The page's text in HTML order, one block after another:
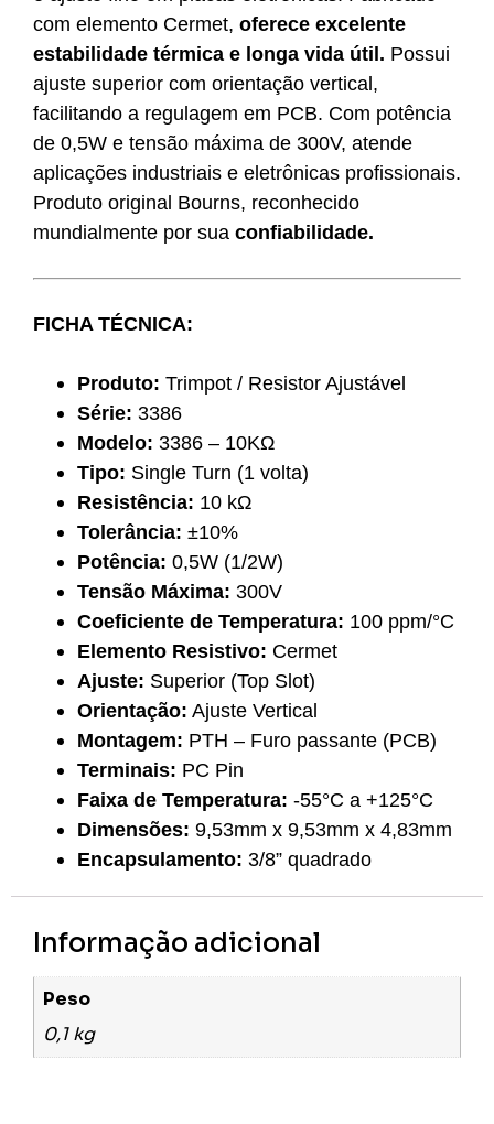
com elemento Cermet, oferece excelente
estabilidade térmica e longa vida útil. Possui
ajuste superior com orientação vertical,
facilitando a regulagem em PCB. Com potência
de 0,5W e tensão máxima de 300V, atende
aplicações industriais e eletrônicas profissionais.
Produto original Bourns, reconhecido
mundialmente por sua confiabilidade.
FICHA TÉCNICA:
Produto: Trimpot / Resistor Ajustável
Série: 3386
Modelo: 3386 – 10KΩ
Tipo: Single Turn (1 volta)
Resistência: 10 kΩ
Tolerância: ±10%
Potência: 0,5W (1/2W)
Tensão Máxima: 300V
Coeficiente de Temperatura: 100 ppm/°C
Elemento Resistivo: Cermet
Ajuste: Superior (Top Slot)
Orientação: Ajuste Vertical
Montagem: PTH – Furo passante (PCB)
Terminais: PC Pin
Faixa de Temperatura: -55°C a +125°C
Dimensões: 9,53mm x 9,53mm x 4,83mm
Encapsulamento: 3/8” quadrado
Informação adicional
Peso
0,1 kg